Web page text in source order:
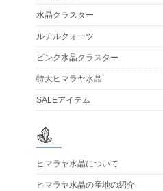
水晶クラスター
ルチルクォーツ
ピンク水晶クラスター
特大ヒマラヤ水晶
SALEアイテム
ヒマラヤ水晶について
ヒマラヤ水晶の産地の紹介